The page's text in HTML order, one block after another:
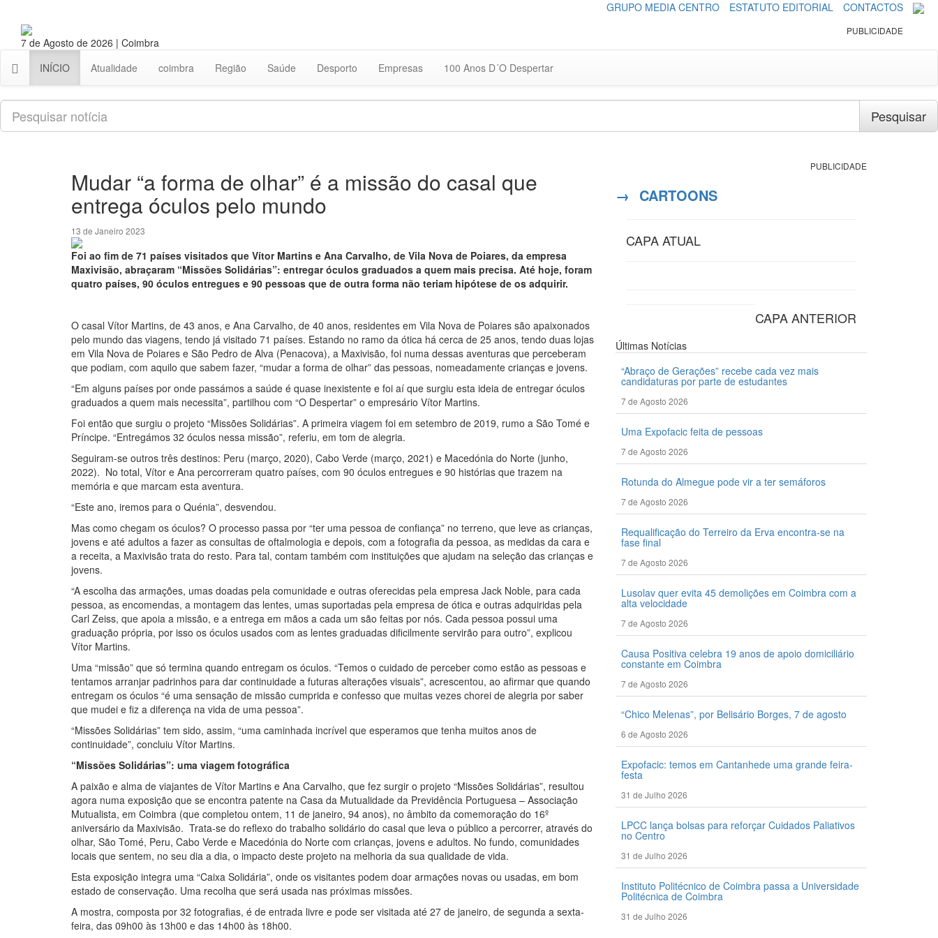
GRUPO MEDIA CENTRO ESTATUTO EDITORIAL CONTACTOS
7 de Agosto de 2026 | Coimbra
PUBLICIDADE
INÍCIO Atualidade coimbra Região Saúde Desporto Empresas 100 Anos D´O Despertar
Pesquisar
Pesquisar
Mudar “a forma de olhar” é a missão do casal que
entrega óculos pelo mundo
13 de Janeiro 2023
Foi ao fim de 71 países visitados que Vítor Martins e Ana Carvalho, de Vila Nova de Poiares, da empresa
Maxivisão, abraçaram “Missões Solidárias”: entregar óculos graduados a quem mais precisa. Até hoje, foram
quatro países, 90 óculos entregues e 90 pessoas que de outra forma não teriam hipótese de os adquirir.
O casal Vítor Martins, de 43 anos, e Ana Carvalho, de 40 anos, residentes em Vila Nova de Poiares são apaixonados
pelo mundo das viagens, tendo já visitado 71 países. Estando no ramo da ótica há cerca de 25 anos, tendo duas lojas
em Vila Nova de Poiares e São Pedro de Alva (Penacova), a Maxivisão, foi numa dessas aventuras que perceberam
que podiam, com aquilo que sabem fazer, “mudar a forma de olhar” das pessoas, nomeadamente crianças e jovens.
“Em alguns países por onde passámos a saúde é quase inexistente e foi aí que surgiu esta ideia de entregar óculos
graduados a quem mais necessita”, partilhou com “O Despertar” o empresário Vítor Martins.
Foi então que surgiu o projeto “Missões Solidárias”. A primeira viagem foi em setembro de 2019, rumo a São Tomé e
Príncipe. “Entregámos 32 óculos nessa missão”, referiu, em tom de alegria.
Seguiram-se outros três destinos: Peru (março, 2020), Cabo Verde (março, 2021) e Macedónia do Norte (junho,
2022). No total, Vítor e Ana percorreram quatro países, com 90 óculos entregues e 90 histórias que trazem na
memória e que marcam esta aventura.
“Este ano, iremos para o Quénia”, desvendou.
Mas como chegam os óculos? O processo passa por “ter uma pessoa de confiança” no terreno, que leve as crianças,
jovens e até adultos a fazer as consultas de oftalmologia e depois, com a fotografia da pessoa, as medidas da cara e
a receita, a Maxivisão trata do resto. Para tal, contam também com instituições que ajudam na seleção das crianças e
jovens.
“A escolha das armações, umas doadas pela comunidade e outras oferecidas pela empresa Jack Noble, para cada
pessoa, as encomendas, a montagem das lentes, umas suportadas pela empresa de ótica e outras adquiridas pela
Carl Zeiss, que apoia a missão, e a entrega em mãos a cada um são feitas por nós. Cada pessoa possui uma
graduação própria, por isso os óculos usados com as lentes graduadas dificilmente servirão para outro”, explicou
Vítor Martins.
Uma “missão” que só termina quando entregam os óculos. “Temos o cuidado de perceber como estão as pessoas e
tentamos arranjar padrinhos para dar continuidade a futuras alterações visuais”, acrescentou, ao afirmar que quando
entregam os óculos “é uma sensação de missão cumprida e confesso que muitas vezes chorei de alegria por saber
que mudei e fiz a diferença na vida de uma pessoa”.
“Missões Solidárias” tem sido, assim, “uma caminhada incrível que esperamos que tenha muitos anos de
continuidade”, concluiu Vítor Martins.
“Missões Solidárias”: uma viagem fotográfica
A paixão e alma de viajantes de Vítor Martins e Ana Carvalho, que fez surgir o projeto “Missões Solidárias”, resultou
agora numa exposição que se encontra patente na Casa da Mutualidade da Previdência Portuguesa – Associação
Mutualista, em Coimbra (que completou ontem, 11 de janeiro, 94 anos), no âmbito da comemoração do 16º
aniversário da Maxivisão. Trata-se do reflexo do trabalho solidário do casal que leva o público a percorrer, através do
olhar, São Tomé, Peru, Cabo Verde e Macedónia do Norte com crianças, jovens e adultos. No fundo, comunidades
locais que sentem, no seu dia a dia, o impacto deste projeto na melhoria da sua qualidade de vida.
Esta exposição integra uma “Caixa Solidária”, onde os visitantes podem doar armações novas ou usadas, em bom
estado de conservação. Uma recolha que será usada nas próximas missões.
A mostra, composta por 32 fotografias, é de entrada livre e pode ser visitada até 27 de janeiro, de segunda a sexta-
feira, das 09h00 às 13h00 e das 14h00 às 18h00.
PUBLICIDADE
→ CARTOONS
CAPA ATUAL
CAPA ANTERIOR
Últimas Notícias
“Abraço de Gerações” recebe cada vez mais
candidaturas por parte de estudantes
7 de Agosto 2026
Uma Expofacic feita de pessoas
7 de Agosto 2026
Rotunda do Almegue pode vir a ter semáforos
7 de Agosto 2026
Requalificação do Terreiro da Erva encontra-se na
fase final
7 de Agosto 2026
Lusolav quer evita 45 demolições em Coimbra com a
alta velocidade
7 de Agosto 2026
Causa Positiva celebra 19 anos de apoio domiciliário
constante em Coimbra
7 de Agosto 2026
“Chico Melenas”, por Belisário Borges, 7 de agosto
6 de Agosto 2026
Expofacic: temos em Cantanhede uma grande feira-
festa
31 de Julho 2026
LPCC lança bolsas para reforçar Cuidados Paliativos
no Centro
31 de Julho 2026
Instituto Politécnico de Coimbra passa a Universidade
Politécnica de Coimbra
31 de Julho 2026